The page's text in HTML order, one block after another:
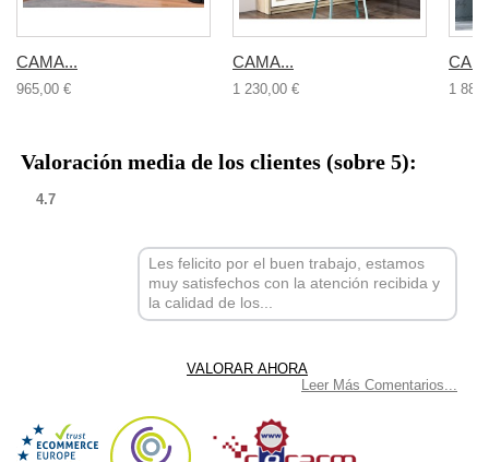
CAMA...
965,00 €
CAMA...
1 230,00 € 1
Valoración media de los clientes (sobre 5):
4.7
Les felicito por el buen trabajo, estamos
muy satisfechos con la atención recibida y
la calidad de los...
Leer Más Comentarios...